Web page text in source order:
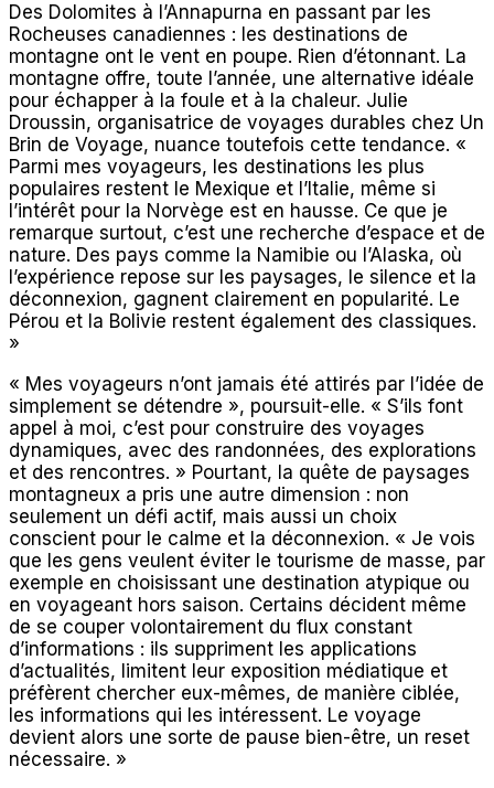
Des Dolomites à l’Annapurna en passant par les
Rocheuses canadiennes : les destinations de
montagne ont le vent en poupe. Rien d’étonnant. La
montagne offre, toute l’année, une alternative idéale
pour échapper à la foule et à la chaleur. Julie
Droussin, organisatrice de voyages durables chez Un
Brin de Voyage, nuance toutefois cette tendance. «
Parmi mes voyageurs, les destinations les plus
populaires restent le Mexique et l’Italie, même si
l’intérêt pour la Norvège est en hausse. Ce que je
remarque surtout, c’est une recherche d’espace et de
nature. Des pays comme la Namibie ou l’Alaska, où
l’expérience repose sur les paysages, le silence et la
déconnexion, gagnent clairement en popularité. Le
Pérou et la Bolivie restent également des classiques.
»
« Mes voyageurs n’ont jamais été attirés par l’idée de
simplement se détendre », poursuit-elle. « S’ils font
appel à moi, c’est pour construire des voyages
dynamiques, avec des randonnées, des explorations
et des rencontres. » Pourtant, la quête de paysages
montagneux a pris une autre dimension : non
seulement un défi actif, mais aussi un choix
conscient pour le calme et la déconnexion. « Je vois
que les gens veulent éviter le tourisme de masse, par
exemple en choisissant une destination atypique ou
en voyageant hors saison. Certains décident même
de se couper volontairement du flux constant
d’informations : ils suppriment les applications
d’actualités, limitent leur exposition médiatique et
préfèrent chercher eux-mêmes, de manière ciblée,
les informations qui les intéressent. Le voyage
devient alors une sorte de pause bien-être, un reset
nécessaire. »